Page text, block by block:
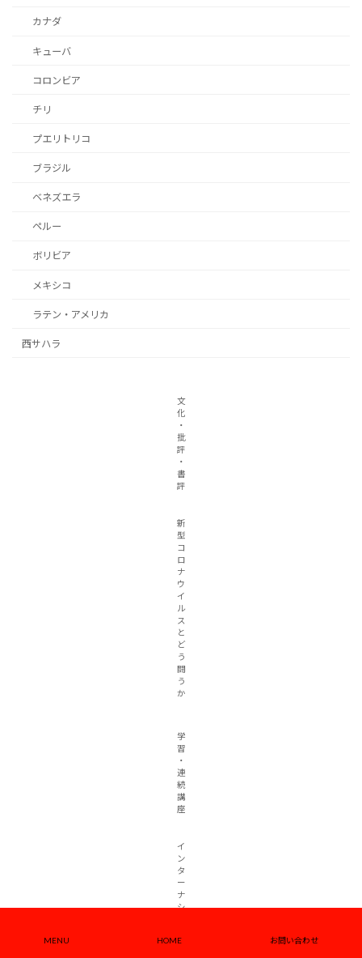
カナダ
キューバ
コロンビア
チリ
プエリトリコ
ブラジル
ベネズエラ
ペルー
ボリビア
メキシコ
ラテン・アメリカ
西サハラ
文
化
・
批
評
・
書
評
新
型
コ
ロ
ナ
ウ
イ
ル
ス
と
ど
う
闘
う
か
学
習
・
連
続
講
座
イ
ン
タ
ー
ナ
シ
ル
MENU HOME お問い合わせ